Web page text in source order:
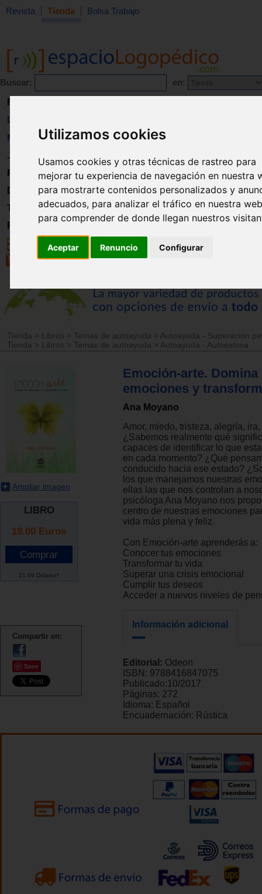
Utilizamos cookies
Usamos cookies y otras técnicas de rastreo para
mejorar tu experiencia de navegación en nuestra
para mostrarte contenidos personalizados y
adecuados, para analizar el tráfico en nuestra
para comprender de donde llegan nuestros
Aceptar Renuncio Configurar
Revista Tienda Bolsa Trabajo
Buscar: en:
Revista
Libros
Material
Juguetes
Formación
Directorio
Trabajo
Registro
Tienda > Libros > Temas de autoayuda > Autoayuda - Superación
Tienda
> Libros > Temas de autoayuda > Autoayuda - Autoestima
Ampliar imagen
LIBRO
19.00 Euros
21.09 Dólares*
Compartir en:
Save
Emoción-arte. Domina
emociones y
Ana Moyano
Amor, miedo, tristeza, alegría, ira,
¿Sabemos realmente qué
capaces de identificar lo que
en cada momento? ¿Qué
conducido hacia ese estado?
los que manejamos nuestras
ellas las que nos controlan a
psicóloga Ana Moyano nos
centro de nuestras emociones
vida más plena y feliz.
Con Emoción-arte aprenderás a:
Conocer tus emociones
Transformar tu vida
Superar una crisis emocional
Cumplir tus deseos
Acceder a nuevos niveles de
Información adicional
Editorial: Odeon
ISBN: 9788416847075
Publicado:10/2017
Páginas: 272
Idioma: Español
Encuadernación: Rústica